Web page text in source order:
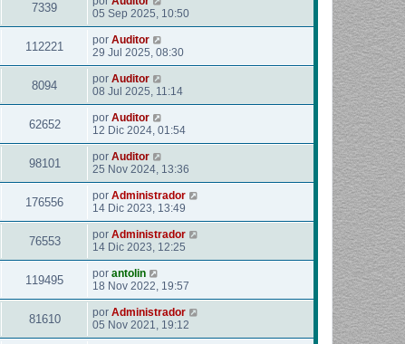
7339
05 Sep 2025, 10:50
112221 por Auditor
29 Jul 2025, 08:30
8094 por Auditor
08 Jul 2025, 11:14
62652 por Auditor
12 Dic 2024, 01:54
98101 por Auditor
25 Nov 2024, 13:36
176556 por Administrador
14 Dic 2023, 13:49
76553 por Administrador
14 Dic 2023, 12:25
119495 por antolin
18 Nov 2022, 19:57
81610 por Administrador
05 Nov 2021, 19:12